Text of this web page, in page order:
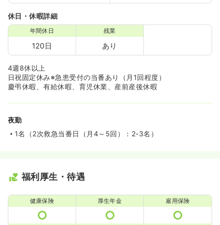
休日・休暇詳細
年間休日
120日
残業
あり
4週8休以上
日祝固定休み※急患受付の当番あり（月1回程度）
慶弔休暇、有給休暇、育児休業、産前産後休暇
夜勤
1名（2次救急当番日（月4～5回）：2-3名）
福利厚生・待遇
健康保険 厚生年金 雇用保険